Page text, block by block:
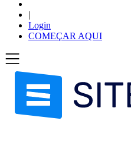
|
Login
COMEÇAR AQUI